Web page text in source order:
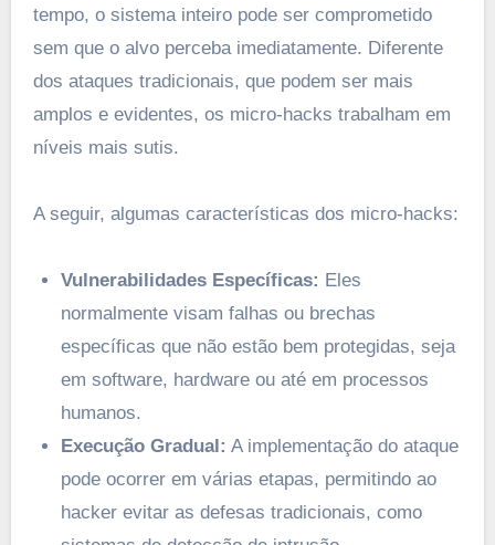
tempo, o sistema inteiro pode ser comprometido
sem que o alvo perceba imediatamente. Diferente
dos ataques tradicionais, que podem ser mais
amplos e evidentes, os micro-hacks trabalham em
níveis mais sutis.
A seguir, algumas características dos micro-hacks:
Vulnerabilidades Específicas: Eles
normalmente visam falhas ou brechas
específicas que não estão bem protegidas, seja
em software, hardware ou até em processos
humanos.
Execução Gradual: A implementação do ataque
pode ocorrer em várias etapas, permitindo ao
hacker evitar as defesas tradicionais, como